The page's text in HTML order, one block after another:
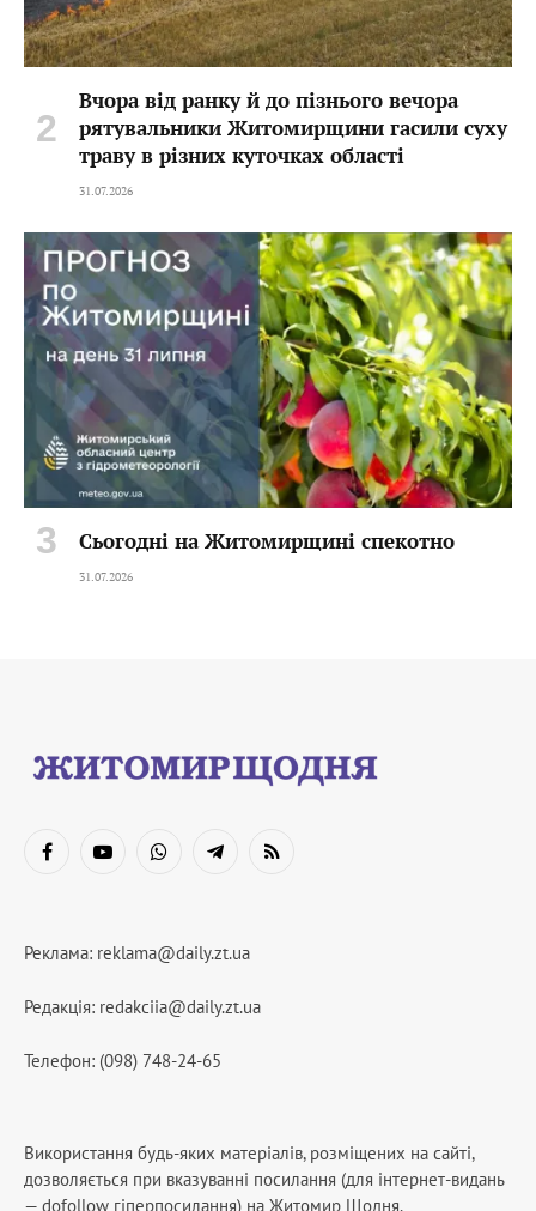
Вчора від ранку й до пізнього вечора
рятувальники Житомирщини гасили суху
траву в різних куточках області
31.07.2026
Сьогодні на Житомирщині спекотно
31.07.2026
FacebookYouTubeWhatsAppTelegramRSS
Реклама: reklama@daily.zt.ua
Редакція: redakciia@daily.zt.ua
Телефон: (098) 748-24-65
Використання будь-яких матеріалів, розміщених на сайті,
дозволяється при вказуванні посилання (для інтернет-видань
— dofollow гіперпосилання) на Житомир Щодня.